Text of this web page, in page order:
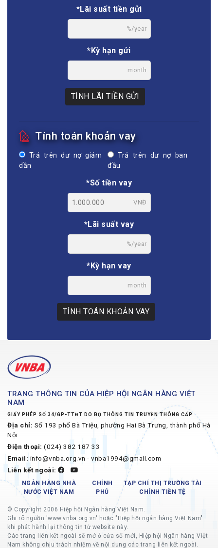
*Lãi suất tiền gửi
%/year
*Kỳ hạn gửi
month
TÍNH LÃI TIỀN GỬI
Tính toán khoản vay
Trả trên dư nợ giảm
dần
Trả trên dư nợ ban
đầu
*Số tiền vay
VNĐ
*Lãi suất vay
%/year
*Kỳ hạn vay
month
TÍNH TOÁN KHOẢN VAY
TRANG THÔNG TIN CỦA HIỆP HỘI NGÂN HÀNG VIỆT
NAM
GIẤY PHÉP SỐ 34/GP-TTĐT DO BỘ THÔNG TIN TRUYỀN THÔNG CẤP
Địa chỉ: Số 193 phố Bà Triệu, phường Hai Bà Trưng, thành phố Hà
Nội
Điện thoại: (024) 382 187 33
Email: info@vnba.org.vn - vnba1994@gmail.com
Liên kết ngoài:
NGÂN HÀNG NHÀ
NƯỚC VIỆT NAM
CHÍNH
PHỦ
TẠP CHÍ THỊ TRƯỜNG TÀI
CHÍNH TIỀN TỆ
© Copyright 2006 Hiệp hội Ngân hàng Việt Nam.
Ghi rõ nguồn 'www.vnba.org.vn' hoặc "Hiệp hội ngân hàng Việt Nam"
khi phát hành lại thông tin từ website này.
Các trang liên kết ngoài sẽ mở ở cửa sổ mới, Hiệp hội Ngân hàng Việt
Nam không chịu trách nhiệm về nội dung các trang liên kết ngoài.